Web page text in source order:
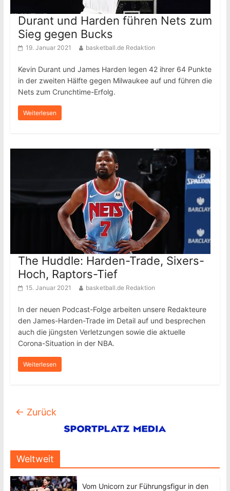
Durant und Harden führen Nets zum
Sieg gegen Bucks
19. Januar 2021 basketball.de Redaktion
Kevin Durant und James Harden legen 42 ihrer 64 Punkte
in der zweiten Hälfte gegen Milwaukee auf und führen die
Nets zum Crunchtime-Erfolg.
Weiterlesen
The Huddle: Harden-Trade, Sixers-
Hoch, Raptors-Tief
15. Januar 2021 basketball.de Redaktion
In der neuen Podcast-Folge arbeiten unsere Redakteure
den James-Harden-Trade im Detail auf und besprechen
auch die jüngsten Verletzungen sowie die aktuelle
Corona-Situation in der NBA.
Weiterlesen
← Zurück
Weltweit
Vom Unicorn zur Führungsfigur in den